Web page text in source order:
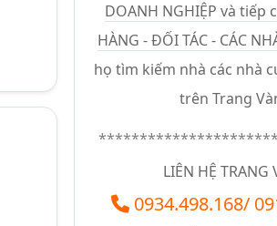
DOANH NGHIỆP và tiếp
HÀNG - ĐỐI TÁC - CÁC
họ tìm kiếm nhà các nhà
trên Trang
LIÊN HỆ TRANG
0934.498.168/